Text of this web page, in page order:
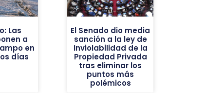
Las
a
en
días
El Senado dio media
sanción a la ley de
Inviolabilidad de la
Propiedad Privada
tras eliminar los
puntos más
polémicos